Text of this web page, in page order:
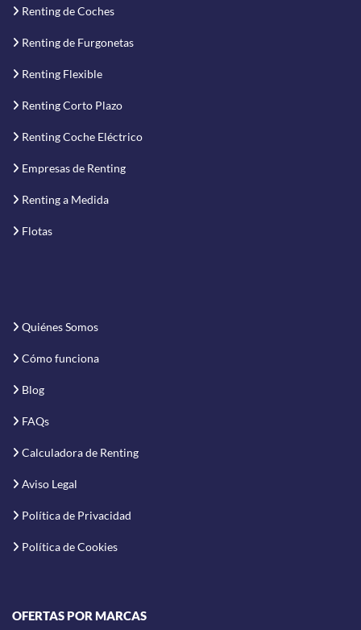
Renting de Coches
Renting de Furgonetas
Renting Flexible
Renting Corto Plazo
Renting Coche Eléctrico
Empresas de Renting
Renting a Medida
Flotas
Quiénes Somos
Cómo funciona
Blog
FAQs
Calculadora de Renting
Aviso Legal
Política de Privacidad
Política de Cookies
OFERTAS POR MARCAS